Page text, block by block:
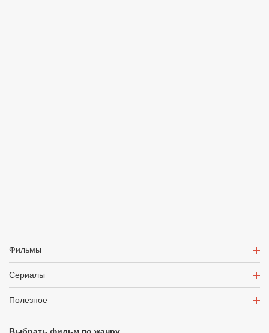
Фильмы
Сериалы
Полезное
Выбрать фильм по жанру